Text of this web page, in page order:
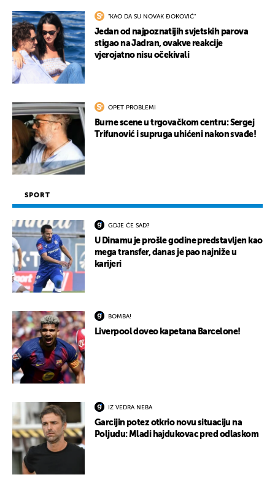
"KAO DA SU NOVAK ĐOKOVIĆ"
Jedan od najpoznatijih svjetskih parova
stigao na Jadran, ovakve reakcije
vjerojatno nisu očekivali
OPET PROBLEMI
Burne scene u trgovačkom centru: Sergej
Trifunović i supruga uhićeni nakon svađe!
SPORT
GDJE ĆE SAD?
U Dinamu je prošle godine predstavljen kao
mega transfer, danas je pao najniže u
karijeri
BOMBA!
Liverpool doveo kapetana Barcelone!
IZ VEDRA NEBA
Garcijin potez otkrio novu situaciju na
Poljudu: Mladi hajdukovac pred odlaskom